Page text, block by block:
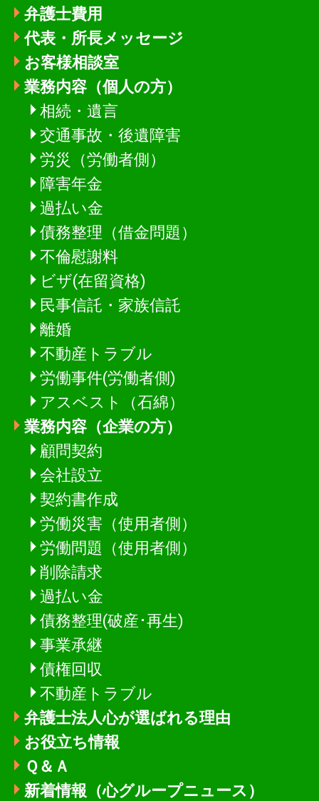
弁護士費用
代表・所長メッセージ
お客様相談室
業務内容（個人の方）
相続・遺言
交通事故・後遺障害
労災（労働者側）
障害年金
過払い金
債務整理（借金問題）
不倫慰謝料
ビザ(在留資格)
民事信託・家族信託
離婚
不動産トラブル
労働事件(労働者側)
アスベスト（石綿）
業務内容（企業の方）
顧問契約
会社設立
契約書作成
労働災害（使用者側）
労働問題（使用者側）
削除請求
過払い金
債務整理(破産･再生)
事業承継
債権回収
不動産トラブル
弁護士法人心が選ばれる理由
お役立ち情報
Ｑ＆Ａ
新着情報 （心グループニュース）